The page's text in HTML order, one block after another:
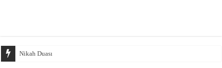
Nikah Duası